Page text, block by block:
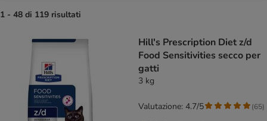
1 - 48 di 119 risultati
Hill's Prescription Diet z/d
Food Sensitivities secco per
gatti
3 kg
Valutazione: 4.7/5 (65)